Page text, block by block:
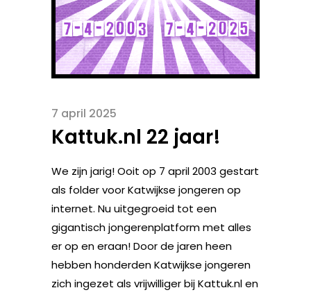
7 april 2025
Kattuk.nl 22 jaar!
We zijn jarig! Ooit op 7 april 2003 gestart
als folder voor Katwijkse jongeren op
internet. Nu uitgegroeid tot een
gigantisch jongerenplatform met alles
er op en eraan! Door de jaren heen
hebben honderden Katwijkse jongeren
zich ingezet als vrijwilliger bij Kattuk.nl en